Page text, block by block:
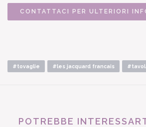
CONTATTACI PER ULTERIORI
#tovaglie #les jacquard francais
POTREBBE